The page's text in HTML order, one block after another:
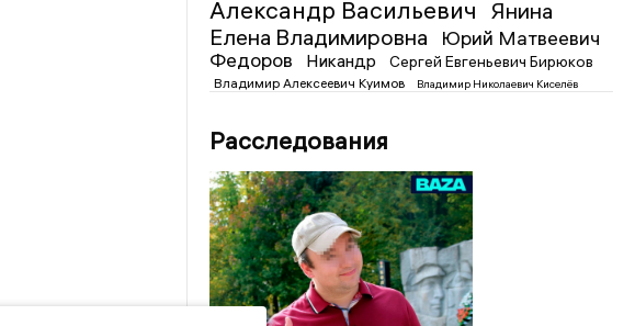
Александр Васильевич
Янина
Елена Владимировна
Юрий Матвеевич
Федоров
Никандр Сергей Евгеньевич Бирюков
Владимир Алексеевич Куимов Владимир Николаевич Киселёв
Расследования